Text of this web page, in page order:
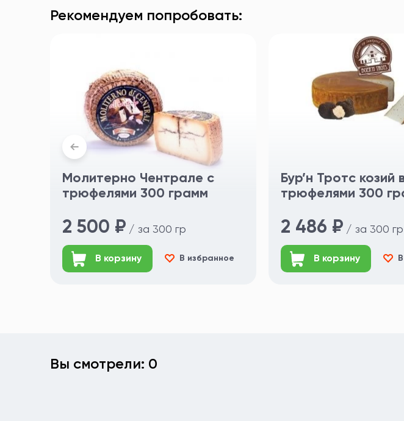
Рекомендуем попробовать:
Молитерно Чентрале с
трюфелями 300 грамм
2 500 ₽ / за 300 гр
В корзину В избранное
Бур’н Тротс козий
трюфелями 300
2 486 ₽ / за 300 гр
В корзину
Вы смотрели: 0